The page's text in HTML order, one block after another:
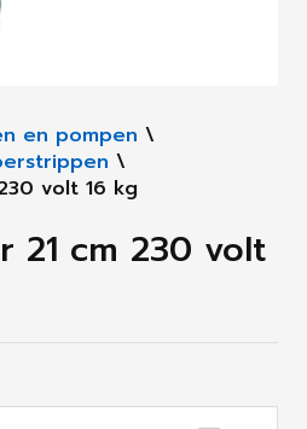
en pompen \
\
volt 16 kg
21 cm 230 volt